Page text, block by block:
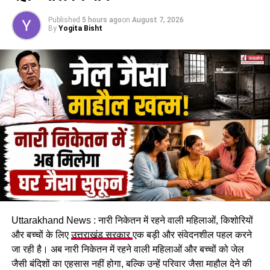
पांच परिवारों ने एसडीएम कार्यालय में बिताई रात
खतरे को देखते हुए सरकारी आवास में रहने वाले पांच परिवारों को रात
कार्यालय के एक हॉल में रहकर बिताई। प्रभावित लोगों का कहना है कि
पहाड़ी से बोल्डर गिरने का सिलसिला थम नहीं रहा है और ऐसे में किसी भी
समय बड़ा हादसा हो सकता है।
कचहरी कर्मचारी गोविंद सिंह नेगी के मुताबिक, जिस सरकारी आवास में पांच
Published 5 hours agoon August 7, 2026
By Yogita Bisht
Uttarakhand News : नारी निकेतन में रहने वाली महिलाओं, किशोरियों
और बच्चों के लिएउत्तराखंड सरकारएक बड़ी और संवेदनशील पहल करने
जा रही है। अब नारी निकेतन में रहने वाली महिलाओं और बच्चों को जेल
जैसी बंदिशों का एहसास नहीं होगा, बल्कि उन्हें परिवार जैसा माहौल देने की